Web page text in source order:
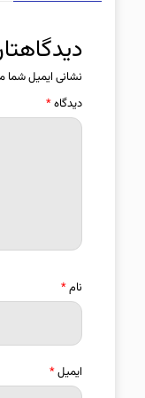
نشانی ایمیل
دیدگاه*
نام*
ایمیل*